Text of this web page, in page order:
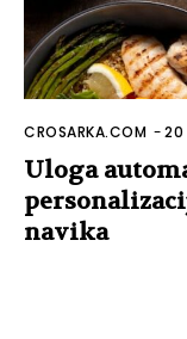
CROSARKA.COM -20
Uloga
navika